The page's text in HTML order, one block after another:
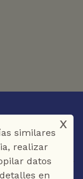
similares
realizar
datos
en
x